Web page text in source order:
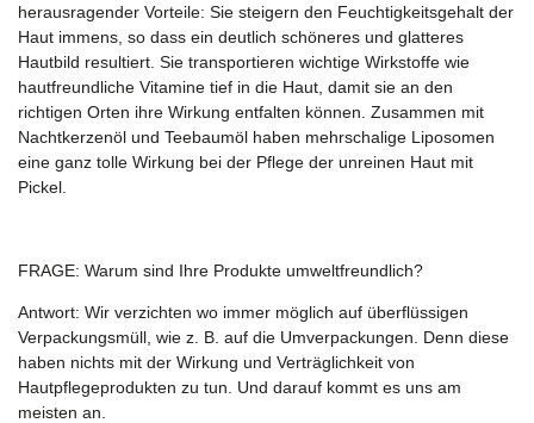
herausragender Vorteile: Sie steigern den Feuchtigkeitsgehalt der
Haut immens, so dass ein deutlich schöneres und glatteres
Hautbild resultiert. Sie transportieren wichtige Wirkstoffe wie
hautfreundliche Vitamine tief in die Haut, damit sie an den
richtigen Orten ihre Wirkung entfalten können. Zusammen mit
Nachtkerzenöl und Teebaumöl haben mehrschalige Liposomen
eine ganz tolle Wirkung bei der Pflege der unreinen Haut mit
Pickel.
FRAGE: Warum sind Ihre Produkte umweltfreundlich?
Antwort: Wir verzichten wo immer möglich auf überflüssigen
Verpackungsmüll, wie z. B. auf die Umverpackungen. Denn diese
haben nichts mit der Wirkung und Verträglichkeit von
Hautpflegeprodukten zu tun. Und darauf kommt es uns am
meisten an.